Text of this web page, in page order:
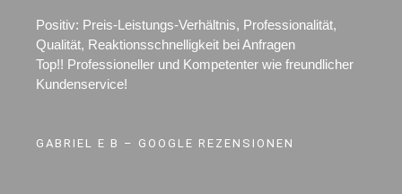
Positiv: Preis-Leistungs-Verhältnis, Professionalität,
Qualität, Reaktionsschnelligkeit bei Anfragen
Top!! Professioneller und Kompetenter wie freundlicher
Kundenservice!
GABRIEL E B – GOOGLE REZENSIONEN